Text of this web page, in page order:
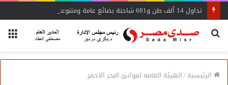
بحث
الرئيسية/الهيئة العامه لموانئ البحر الاحمر